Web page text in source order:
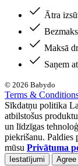
Ātra
Maksā
Saņem
© 2026 Babydo
Terms &
Sīkdatņu politika
atbilstošus
un līdzīgas
piekrišanu. Paldies
mūsu Privātuma
Iestatījumi Agree